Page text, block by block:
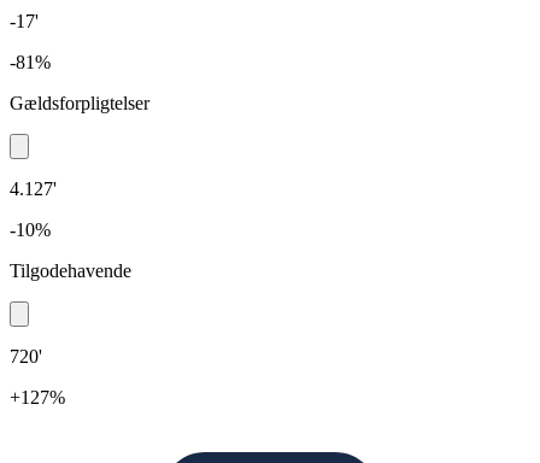
-17'
-81%
Gældsforpligtelser
4.127'
-10%
Tilgodehavende
720'
+127%